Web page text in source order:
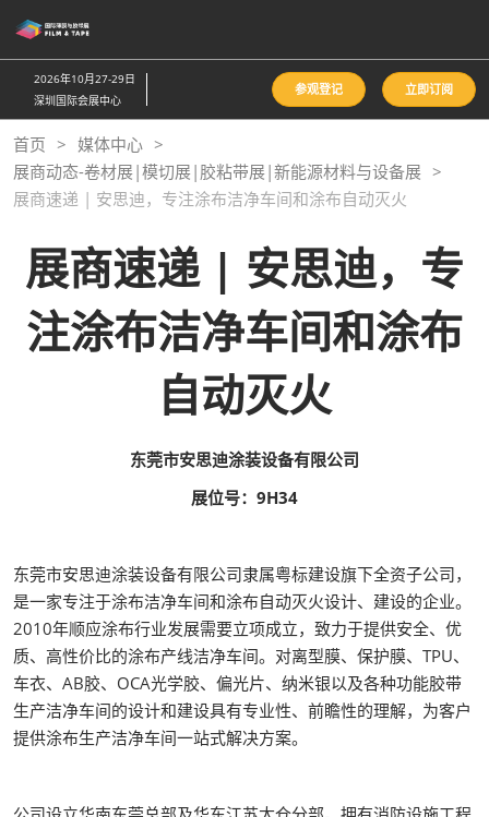
接
跳
至
内
容
2026年10月27-29日
深圳国际会展中心
参观登记 立即订阅
首页
媒体中心
展商动态-卷材展|模切展|胶粘带展|新能源材料与设备展
展商速递 | 安思迪，专注涂布洁净车间和涂布自动灭火
展商速递 | 安思迪，专
注涂布洁净车间和涂布
自动灭火
东莞市安思迪涂装设备有限公司
展位号：9H34
东莞市安思迪涂装设备有限公司隶属粤标建设旗下全资子公司，
是一家专注于涂布洁净车间和涂布自动灭火设计、建设的企业。
2010年顺应涂布行业发展需要立项成立，致力于提供安全、优
质、高性价比的涂布产线洁净车间。对离型膜、保护膜、TPU、
车衣、AB胶、OCA光学胶、偏光片、纳米银以及各种功能胶带
生产洁净车间的设计和建设具有专业性、前瞻性的理解，为客户
提供涂布生产洁净车间一站式解决方案。